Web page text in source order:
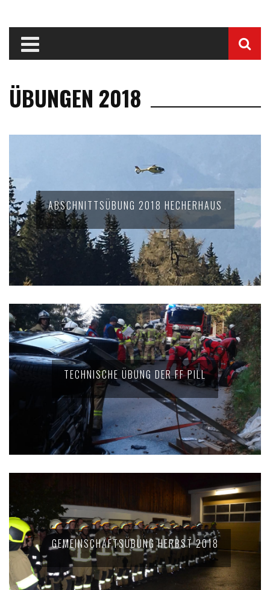
ÜBUNGEN 2018
ABSCHNITTSÜBUNG 2018 HECHERHAUS
TECHNISCHE ÜBUNG DER FF PILL
GEMEINSCHAFTSÜBUNG HERBST 2018